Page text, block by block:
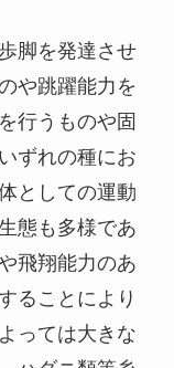
脚を発達させ
や跳躍能力を
行うものや固
ずれの種にお
としての運動
態も多様であ
飛翔能力のあ
ることにより
っては大きな